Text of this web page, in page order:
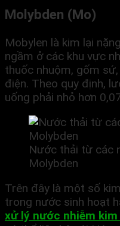
Molybden (Mo)
Mobylen là kim lại
ngầm ở các khu vực
thuốc nhuộm, gốm
điện. Theo quy định,
uống phải nhỏ hơn
Nước thải từ các
Molybden
Trên đây là một số
trong nước sinh hoạt
xử lý nước nhiễm kim